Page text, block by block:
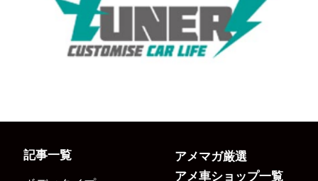
記事一覧
アメマガ厳選
アメ車ショップ一覧